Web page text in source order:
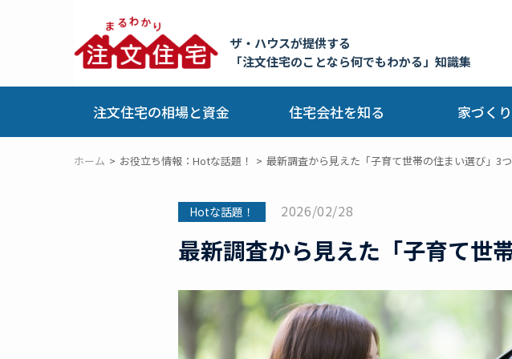
ザ・ハウスが提供する
「注文住宅のことなら何でもわかる」知識集
注文住宅の相場と資金 住宅会社を知る 家づく
ホーム お役立ち情報：Hotな話題！ 最新調査から見えた「子育て世帯の住まい選び」3
Hotな話題！ 2026/02/28
最新調査から見えた「子育て世